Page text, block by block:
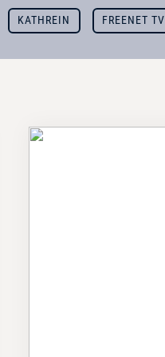
KATHREIN FREENET TV